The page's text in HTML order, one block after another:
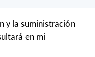
y la suministración
en mi